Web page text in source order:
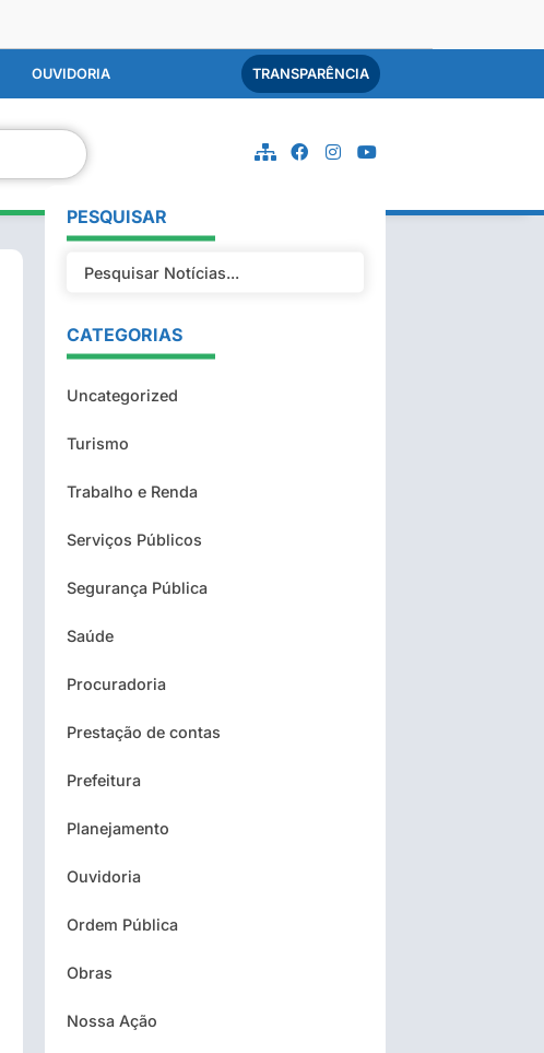
OUVIDORIA TRANSPARÊNCIA
PESQUISAR
CATEGORIAS
Uncategorized
Turismo
Trabalho e Renda
Serviços Públicos
Segurança Pública
Saúde
Procuradoria
Prestação de contas
Prefeitura
Planejamento
Ouvidoria
Ordem Pública
Obras
Nossa Ação